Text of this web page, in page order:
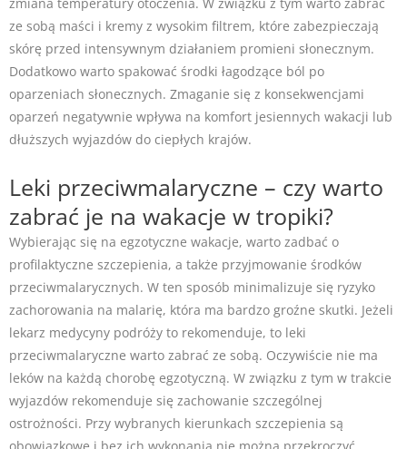
zmiana temperatury otoczenia. W związku z tym warto zabrać
ze sobą maści i kremy z wysokim filtrem, które zabezpieczają
skórę przed intensywnym działaniem promieni słonecznym.
Dodatkowo warto spakować środki łagodzące ból po
oparzeniach słonecznych. Zmaganie się z konsekwencjami
oparzeń negatywnie wpływa na komfort jesiennych wakacji lub
dłuższych wyjazdów do ciepłych krajów.
Leki przeciwmalaryczne – czy warto
zabrać je na wakacje w tropiki?
Wybierając się na egzotyczne wakacje, warto zadbać o
profilaktyczne szczepienia, a także przyjmowanie środków
przeciwmalarycznych. W ten sposób minimalizuje się ryzyko
zachorowania na malarię, która ma bardzo groźne skutki. Jeżeli
lekarz medycyny podróży to rekomenduje, to leki
przeciwmalaryczne warto zabrać ze sobą. Oczywiście nie ma
leków na każdą chorobę egzotyczną. W związku z tym w trakcie
wyjazdów rekomenduje się zachowanie szczególnej
ostrożności. Przy wybranych kierunkach szczepienia są